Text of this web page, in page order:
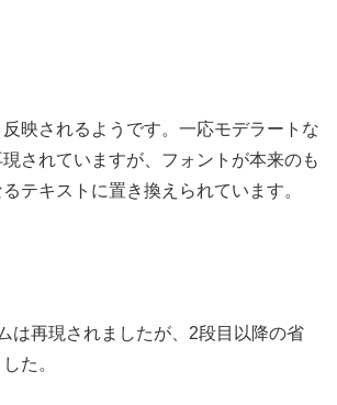
映されるようです。一応モデラートな
されていますが、フォントが本来のも
テキストに置き換えられています。
は再現されましたが、2段目以降の省
た。